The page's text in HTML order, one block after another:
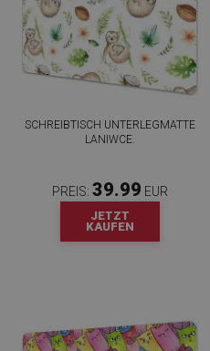
SCHREIBTISCH UNTERLEGMATTE
LANIWCE.
PREIS: 39.99 EUR
JETZT
KAUFEN